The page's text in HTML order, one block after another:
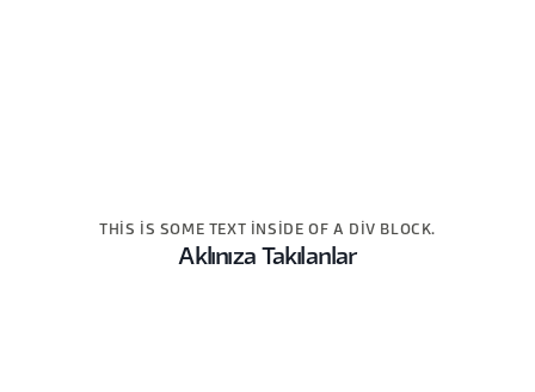
THIS IS SOME TEXT INSIDE OF A DIV BLOCK.
Aklınıza Takılanlar